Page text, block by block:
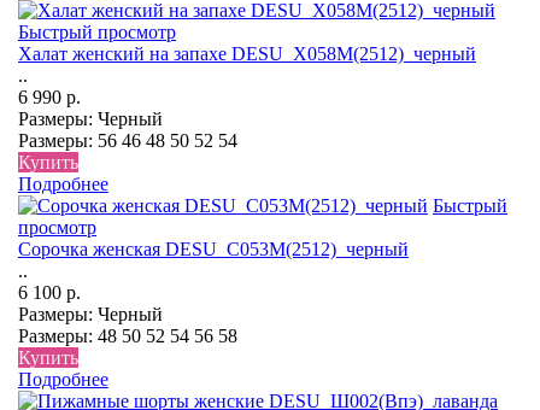
Быстрый просмотр
Халат женский на запахе DESU_Х058М(2512)_черный
..
6 990 р.
Размеры: Черный
Размеры: 56 46 48 50 52 54
Купить
Подробнее
Быстрый
просмотр
Сорочка женская DESU_С053М(2512)_черный
..
6 100 р.
Размеры: Черный
Размеры: 48 50 52 54 56 58
Купить
Подробнее